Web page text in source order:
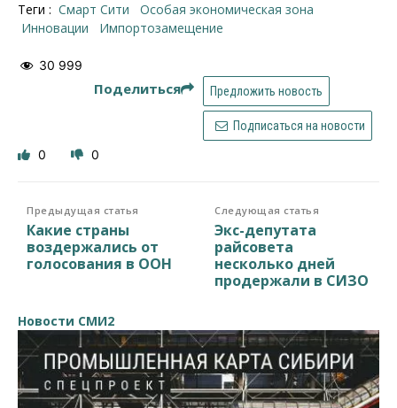
Теги : Смарт Сити
Особая экономическая зона
инновации
импортозамещение
30 999
Поделиться Предложить новость
Подписаться на новости
0 0
Предыдущая статья
Какие страны
воздержались от
голосования в ООН
Следующая статья
Экс-депутата
райсовета
несколько дней
продержали в СИЗО
Новости СМИ2